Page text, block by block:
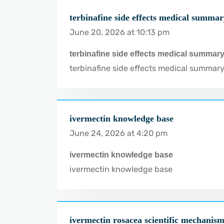
terbinafine side effects medical
June 20, 2026 at 10:13 pm
terbinafine side effects medical summary
terbinafine side effects medical summary
ivermectin knowledge base
June 24, 2026 at 4:20 pm
ivermectin knowledge base
ivermectin knowledge base
ivermectin rosacea scientific mechanism